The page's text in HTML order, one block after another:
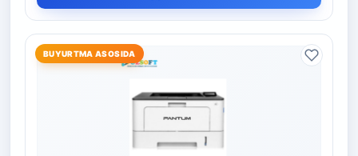
BUYURTMA ASOSIDA